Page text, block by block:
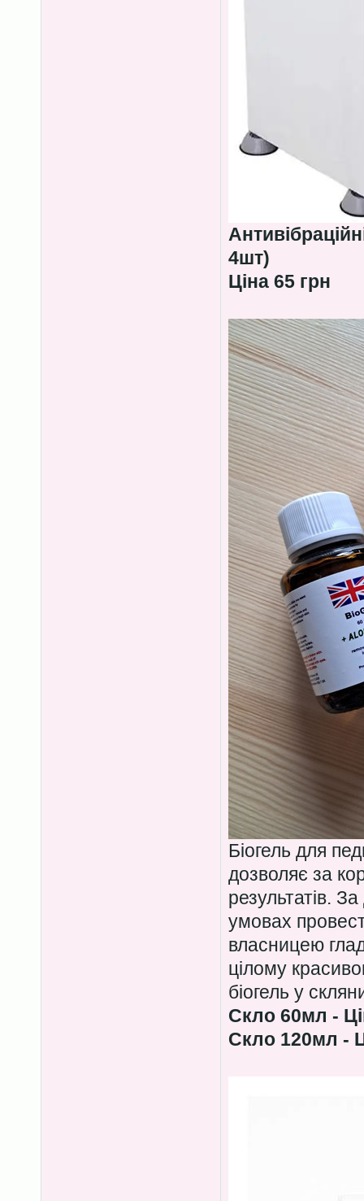
4шт)
Ціна 65 грн
Біогель для
дозволяє за
результатів.
умовах
власницею
цілому
біогель у
Скло 60мл -
Скло 120мл -